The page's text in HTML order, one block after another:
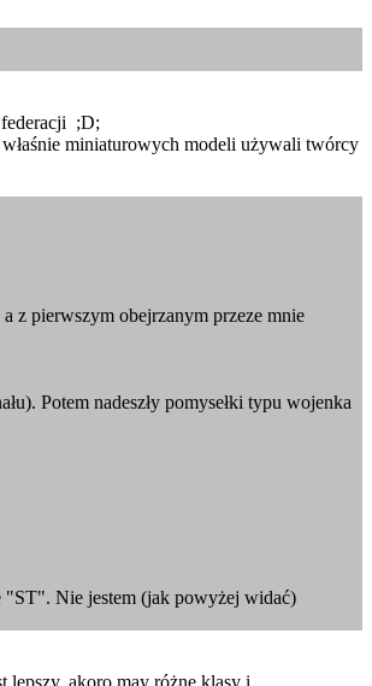
federacji ;D;
miniaturowych modeli używali twórcy
z pierwszym obejrzanym przeze mnie
Potem nadeszły pomysełki typu wojenka
"ST". Nie jestem (jak powyżej widać)
lepszy, akoro may różne klasy i